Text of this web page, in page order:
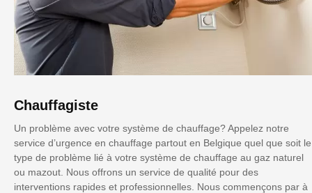
Chauffagiste
Un problème avec votre système de chauffage? Appelez notre
service d’urgence en chauffage partout en Belgique quel que soit le
type de problème lié à votre système de chauffage au gaz naturel
ou mazout. Nous offrons un service de qualité pour des
interventions rapides et professionnelles. Nous commençons par à